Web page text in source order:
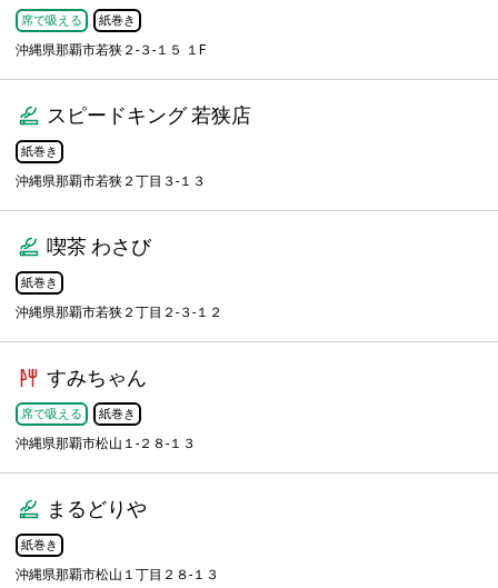
席で吸える 紙巻き
沖縄県那覇市若狭２-３-１５ １F
スピードキング 若狭店
紙巻き
沖縄県那覇市若狭２丁目３-１３
喫茶 わさび
紙巻き
沖縄県那覇市若狭２丁目２-３-１２
すみちゃん
席で吸える 紙巻き
沖縄県那覇市松山１-２８-１３
まるどりや
紙巻き
沖縄県那覇市松山１丁目２８-１３